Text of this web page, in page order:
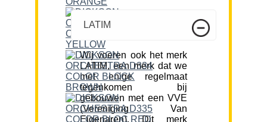
LATIM
Wij voeren ook het merk
LATIM, een merk dat we
met enige regelmaat
tegenkomen bij
gebouwen met een VVE
(Vereniging Van
Eigenaren). Dit merk